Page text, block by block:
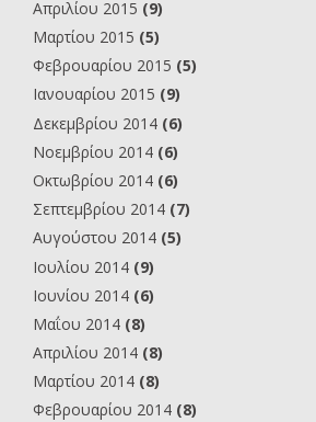
Απριλίου 2015 (9)
Μαρτίου 2015 (5)
Φεβρουαρίου 2015 (5)
Ιανουαρίου 2015 (9)
Δεκεμβρίου 2014 (6)
Νοεμβρίου 2014 (6)
Οκτωβρίου 2014 (6)
Σεπτεμβρίου 2014 (7)
Αυγούστου 2014 (5)
Ιουλίου 2014 (9)
Ιουνίου 2014 (6)
Μαΐου 2014 (8)
Απριλίου 2014 (8)
Μαρτίου 2014 (8)
Φεβρουαρίου 2014 (8)